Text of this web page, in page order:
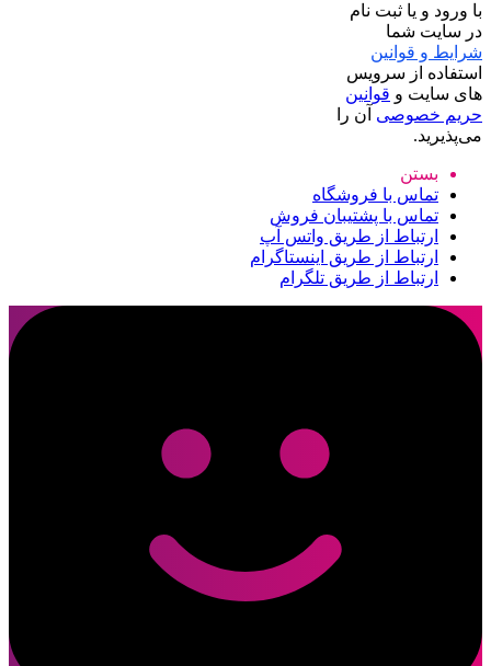
با ورود و یا ثبت نام
در سایت شما
شرایط و قوانین
استفاده از سرویس
های سایت و قوانین
حریم خصوصی آن را
می‌پذیرید.
بستن
تماس با فروشگاه
تماس با پشتیبان فروش
ارتباط از طریق واتس آپ
ارتباط از طریق اینستاگرام
ارتباط از طریق تلگرام